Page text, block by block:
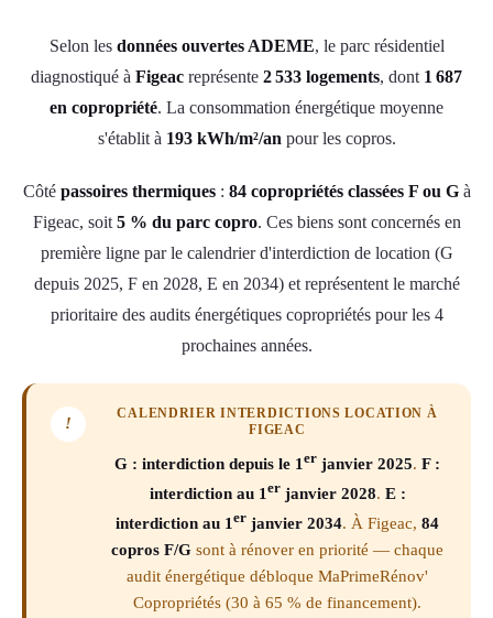
Selon les données ouvertes ADEME, le parc résidentiel
diagnostiqué à Figeac représente 2 533 logements, dont 1 687
en copropriété. La consommation énergétique moyenne
s'établit à 193 kWh/m²/an pour les copros.
Côté passoires thermiques: 84 copropriétés classées F ou Gà
Figeac, soit 5 % du parc copro. Ces biens sont concernés en
première ligne par le calendrier d'interdiction de location (G
depuis 2025, F en 2028, E en 2034) et représentent le marché
prioritaire des audits énergétiques copropriétés pour les 4
prochaines années.
!
CALENDRIER INTERDICTIONS LOCATION À
FIGEAC
G : interdiction depuis le 1 er janvier 2025. F :
interdiction au 1 erjanvier 2028. E :
interdiction au 1 er janvier 2034. À Figeac, 84
copros F/G sont à rénover en priorité — chaque
audit énergétique débloque MaPrimeRénov'
Copropriétés (30 à 65 % de financement).